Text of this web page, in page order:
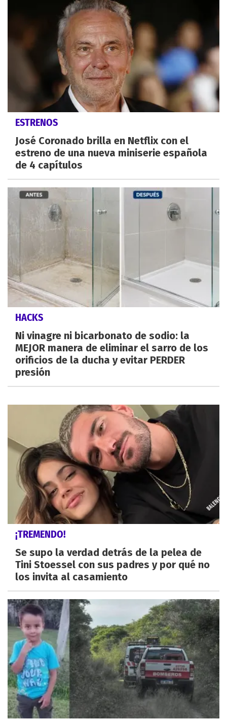
ESTRENOS
José Coronado brilla en Netflix con el
estreno de una nueva miniserie española
de 4 capítulos
HACKS
Ni vinagre ni bicarbonato de sodio: la
MEJOR manera de eliminar el sarro de los
orificios de la ducha y evitar PERDER
presión
¡TREMENDO!
Se supo la verdad detrás de la pelea de
Tini Stoessel con sus padres y por qué no
los invita al casamiento